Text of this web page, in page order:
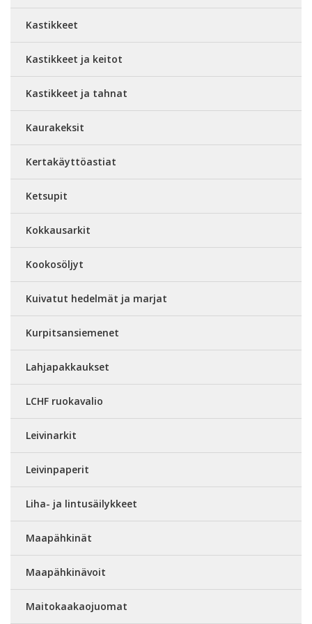
Kastikkeet
Kastikkeet ja keitot
Kastikkeet ja tahnat
Kaurakeksit
Kertakäyttöastiat
Ketsupit
Kokkausarkit
Kookosöljyt
Kuivatut hedelmät ja marjat
Kurpitsansiemenet
Lahjapakkaukset
LCHF ruokavalio
Leivinarkit
Leivinpaperit
Liha- ja lintusäilykkeet
Maapähkinät
Maapähkinävoit
Maitokaakaojuomat